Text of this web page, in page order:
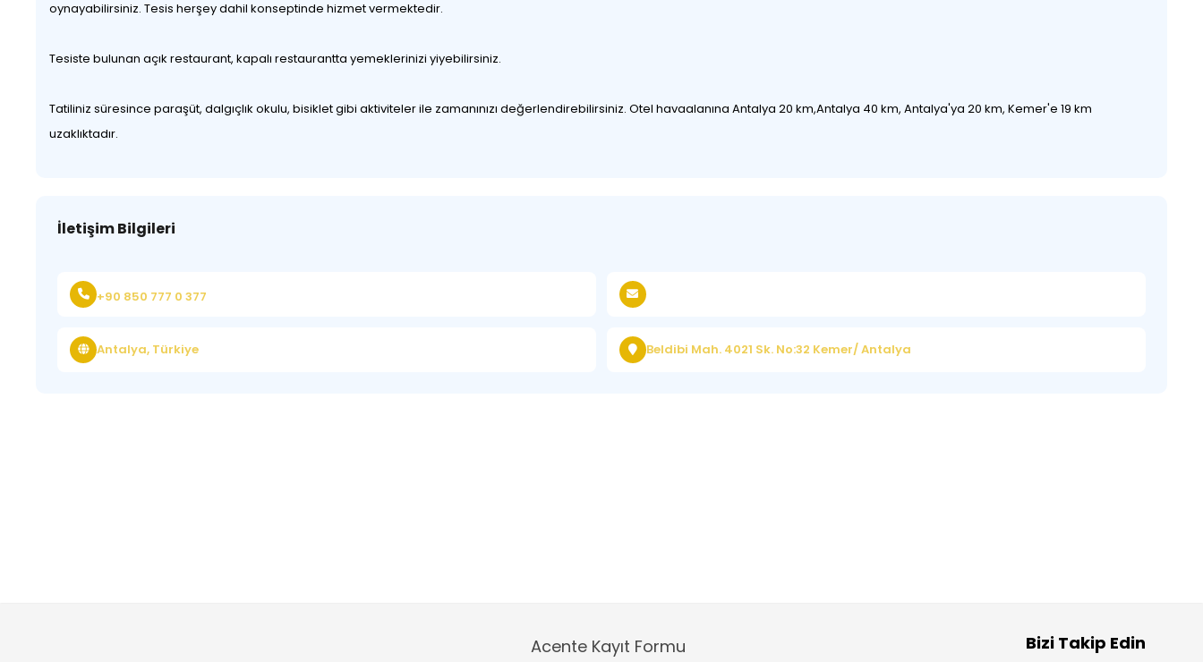
oynayabilirsiniz. Tesis herşey dahil konseptinde hizmet vermektedir.
Tesiste bulunan açık restaurant, kapalı restaurantta yemeklerinizi yiyebilirsiniz.
Tatiliniz süresince paraşüt, dalgıçlık okulu, bisiklet gibi aktiviteler ile zamanınızı değerlendirebilirsiniz. Otel havaalanına Antalya 20 km,Antalya 40 km, Antalya'ya 20 km, Kemer'e 19 km
uzaklıktadır.
İletişim Bilgileri
+90 850 777 0 377
Antalya, Türkiye Beldibi Mah. 4021 Sk. No:32 Kemer/ Antalya
Acente Kayıt Formu
Bizi Takip Edin